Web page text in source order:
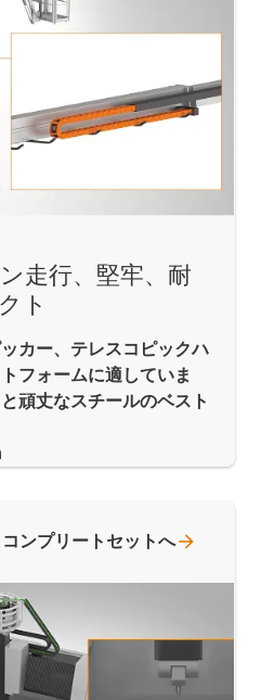
走行、堅牢、耐
ト
カー、テレスコピックハ
フォームに適していま
頑丈なスチールのベスト
コンプリートセットへ